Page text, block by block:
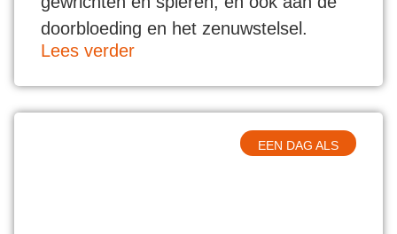
doorbloeding en het zenuwstelsel.
Lees verder
EEN DAG ALS